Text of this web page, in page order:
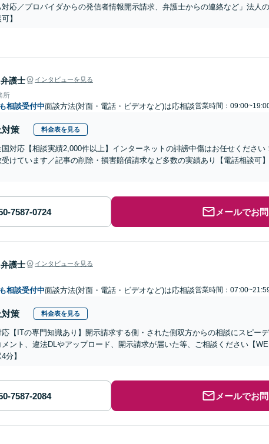
応／プロバイダからの発信者情報開示請求、弁護士からの連絡など」法人
】
弁護士 インタビューを見る
所
相談受付中面談方法(対面・電話・ビデオなど)は応相談営業時間：
策 料金表を見る
対応【相談実績2,000件以上】インターネットの誹謗中傷はお任せくださ
けています／記事の削除・損害賠償請求など多数の実績あり【電話相談可
メールでお
弁護士 インタビューを見る
相談受付中面談方法(対面・電話・ビデオなど)は応相談営業時間：
策 料金表を見る
【ITの専門知識あり】開示請求する側・された側双方からの相談にスピー
ント、違法DLやアップロード、開示請求が届いた等、ご相談ください【
分】
メールでお